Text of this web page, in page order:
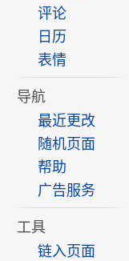
评论
日历
表情
导航
最近更改
随机页面
帮助
广告服务
工具
链入页面